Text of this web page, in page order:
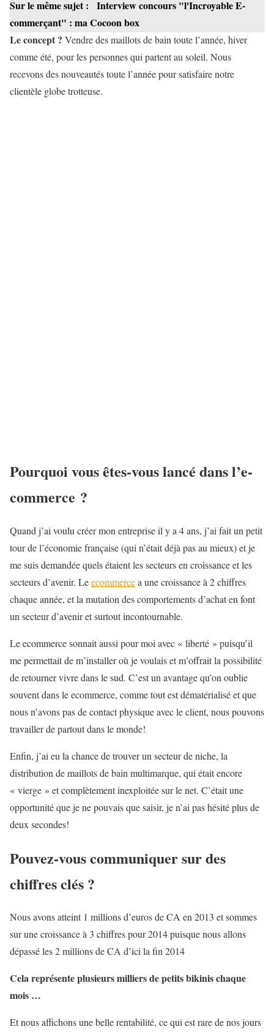
Sur le même sujet :
Interview concours "l'Incroyable E-
commerçant" : ma Cocoon box
Le concept ? Vendre des maillots de bain toute l’année, hiver
comme été, pour les personnes qui partent au soleil. Nous
recevons des nouveautés toute l’année pour satisfaire notre
clientèle globe trotteuse.
Pourquoi vous êtes-vous lancé dans l’e-
commerce ?
Quand j’ai voulu créer mon entreprise il y a 4 ans, j’ai fait un petit
tour de l’économie française (qui n’était déjà pas au mieux) et je
me suis demandée quels étaient les secteurs en croissance et les
secteurs d’avenir. Leecommercea une croissance à 2 chiffres
chaque année, et la mutation des comportements d’achat en font
un secteur d’avenir et surtout incontournable.
Le ecommerce sonnait aussi pour moi avec « liberté » puisqu’il
me permettait de m’installer où je voulais et m’offrait la possibilité
de retourner vivre dans le sud. C’est un avantage qu’on oublie
souvent dans le ecommerce, comme tout est dématérialisé et que
nous n’avons pas de contact physique avec le client, nous pouvons
travailler de partout dans le monde!
Enfin, j’ai eu la chance de trouver un secteur de niche, la
distribution de maillots de bain multimarque, qui était encore
« vierge » et complètement inexploitée sur le net. C’était une
opportunité que je ne pouvais que saisir, je n’ai pas hésité plus de
deux secondes!
Pouvez-vous communiquer sur des
chiffres clés ?
Nous avons atteint 1 millions d’euros de CA en 2013 et sommes
sur une croissance à 3 chiffres pour 2014 puisque nous allons
dépassé les 2 millions de CA d’ici la fin 2014
Cela représente plusieurs milliers de petits bikinis chaque
mois …
Et nous affichons une belle rentabilité, ce qui est rare de nos jours